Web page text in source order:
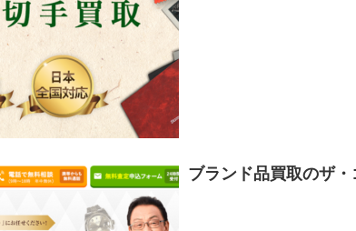
ブランド品買取のザ